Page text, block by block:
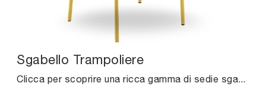
Sgabello Trampoliere
Clicca per scoprire una ricca gamma di sedie sgabelli per stanze moderne: il modello Sgabello Trampoliere di Midj ti aspetta!